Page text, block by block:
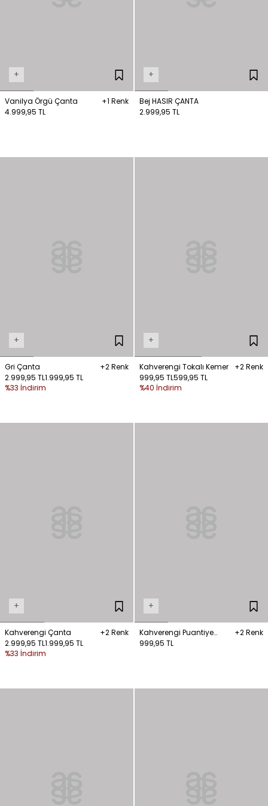
+
Vanilya Örgü Çanta
+1 Renk
4.999,95 TL
+
Bej HASIR ÇANTA
2.999,95 TL
+
Gri Çanta
+2 Renk
2.999,95 TL1.999,95 TL
%33 İndirim
+
Kahverengi Tokalı Kemer
+2 Renk
999,95 TL599,95 TL
%40 İndirim
+
Kahverengi Çanta
+2 Renk
2.999,95 TL1.999,95 TL
%33 İndirim
+
Kahverengi Puantiye
Desenli Bandana
+2 Renk
999,95 TL